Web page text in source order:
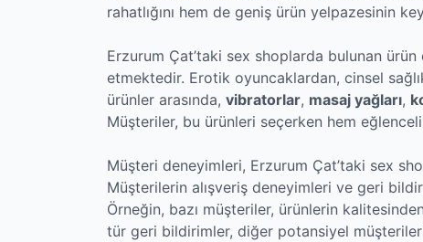
rahatlığını hem de geniş ürün yelpazesinin
Erzurum Çat’taki sex shoplarda bulunan
etmektedir. Erotik oyuncaklardan, cinsel
ürünler arasında, vibratorlar, masaj yağları,
Müşteriler, bu ürünleri seçerken hem
Müşteri deneyimleri, Erzurum Çat’taki sex
Müşterilerin alışveriş deneyimleri ve geri
Örneğin, bazı müşteriler, ürünlerin
tür geri bildirimler, diğer potansiyel